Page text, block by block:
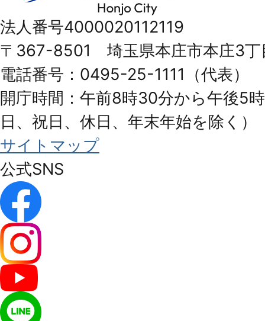
Honjo
City
法人番号4000020112119
〒367-8501 埼玉県本庄市本庄3丁
電話番号：0495-25-1111（代表）
開庁時間：午前8時30分から午後5
日、祝日、休日、年末年始を除く）
サイトマップ
公式SNS